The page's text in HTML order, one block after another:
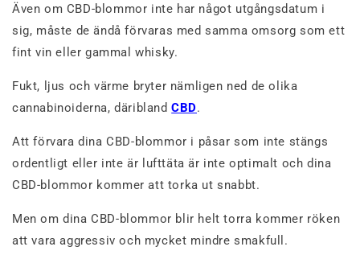
Även om CBD-blommor inte har något utgångsdatum i
sig, måste de ändå förvaras med samma omsorg som ett
fint vin eller gammal whisky.
Fukt, ljus och värme bryter nämligen ned de olika
cannabinoiderna, däriblandCBD.
Att förvara dina CBD-blommor i påsar som inte stängs
ordentligt eller inte är lufttäta är inte optimalt och dina
CBD-blommor kommer att torka ut snabbt.
Men om dina CBD-blommor blir helt torra kommer röken
att vara aggressiv och mycket mindre smakfull.